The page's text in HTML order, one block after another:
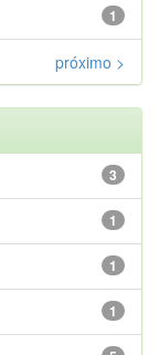
1
próximo >
3
1
1
1